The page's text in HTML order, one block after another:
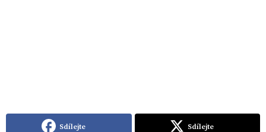
Sdílejte Sdílejte